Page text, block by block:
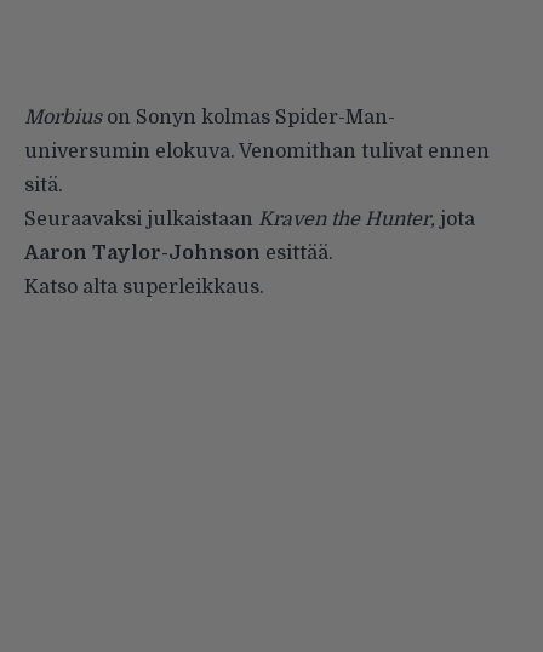
Morbiuson Sonyn kolmas Spider-Man-
universumin elokuva. Venomithan tulivat ennen
sitä.
Seuraavaksi julkaistaan Kraven the Hunter, jota
Aaron Taylor-Johnson esittää.
Katso alta superleikkaus.